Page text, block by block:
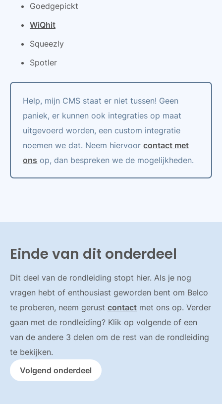
Goedgepickt
WiQhit
Squeezly
Spotler
Help, mijn CMS staat er niet tussen! Geen
paniek, er kunnen ook integraties op maat
uitgevoerd worden, een custom integratie
noemen we dat. Neem hiervoorcontact met
ons op, dan bespreken we de mogelijkheden.
Einde van dit onderdeel
Dit deel van de rondleiding stopt hier. Als je nog
vragen hebt of enthousiast geworden bent om Belco
te proberen, neem gerust contact met ons op. Verder
gaan met de rondleiding? Klik op volgende of een
van de andere 3 delen om de rest van de rondleiding
te bekijken.
Volgend onderdeel